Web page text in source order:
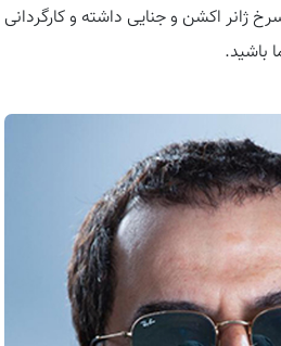
اکشن و جنایی داشته و کارگردانی
باشید.